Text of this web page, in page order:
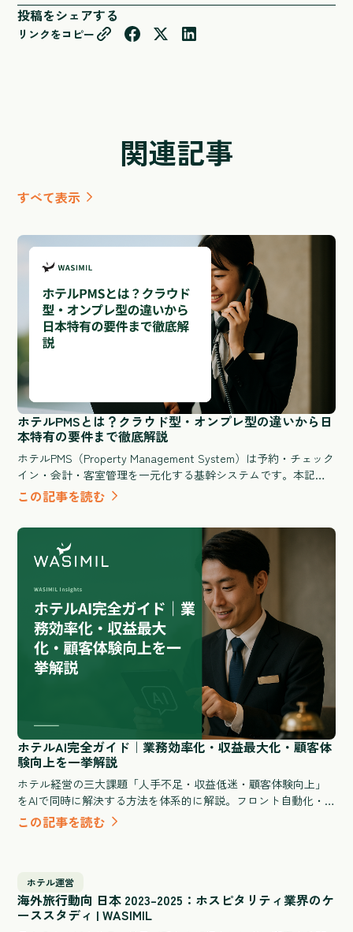
投稿をシェアする
リンクをコピー
関連記事
すべて表示
ホテルPMSとは？クラウド型・オンプレ型の違いから日
本特有の要件まで徹底解説
ホテルPMS（Property Management System）は予約・チェック
イン・会計・客室管理を一元化する基幹システムです。本記事
ではPMSの基本定義からクラウド型とオンプレ型の違い、イン
バウンド対応・OTA連携・消費税処理など日本特有の要件、導
入費用と期間の目安まで、GMが比較検討に必要な情報をすべて
解説します。
この記事を読む
ホテルAI完全ガイド｜業務効率化・収益最大化・顧客体
験向上を一挙解説
ホテル経営の三大課題「人手不足・収益低迷・顧客体験向上」
をAIで同時に解決する方法を体系的に解説。フロント自動化・
需要予測・清掃シフト最適化など業務別の活用シナリオと、旅
館・ビジネスホテル・シティホテル規模別のROI試算、導入失敗
この記事を読む
ホテル運営
海外旅行動向 日本 2023–2025：ホスピタリティ業界のケ
ーススタディ | WASIMIL